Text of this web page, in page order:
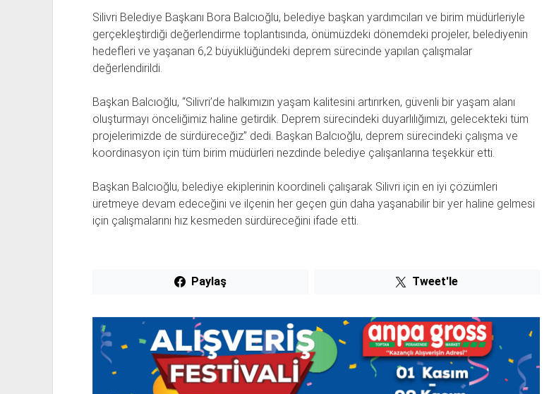
Silivri Belediye Başkanı Bora Balcıoğlu, belediye başkan yardımcıları ve birim müdürleriyle
gerçekleştirdiği değerlendirme toplantısında, önümüzdeki dönemdeki projeler, belediyenin
hedefleri ve yaşanan 6,2 büyüklüğündeki deprem sürecinde yapılan çalışmalar
değerlendirildi.
Başkan Balcıoğlu, “Silivri’de halkımızın yaşam kalitesini artırırken, güvenli bir yaşam alanı
oluşturmayı önceliğimiz haline getirdik. Deprem sürecindeki duyarlılığımızı, gelecekteki tüm
projelerimizde de sürdüreceğiz” dedi. Başkan Balcıoğlu, deprem sürecindeki çalışma ve
koordinasyon için tüm birim müdürleri nezdinde belediye çalışanlarına teşekkür etti.
Başkan Balcıoğlu, belediye ekiplerinin koordineli çalışarak Silivri için en iyi çözümleri
üretmeye devam edeceğini ve ilçenin her geçen gün daha yaşanabilir bir yer haline gelmesi
için çalışmalarını hız kesmeden sürdüreceğini ifade etti.
Paylaş Tweet'le